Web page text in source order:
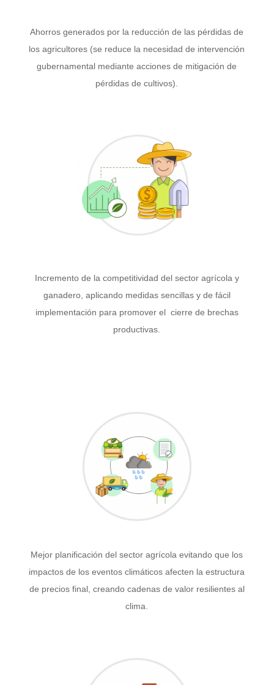
Ahorros generados por la reducción de las pérdidas de
los agricultores (se reduce la necesidad de intervención
gubernamental mediante acciones de mitigación de
pérdidas de cultivos).
Incremento de la competitividad del sector agrícola y
ganadero, aplicando medidas sencillas y de fácil
implementación para promover el cierre de brechas
productivas.
Mejor planificación del sector agrícola evitando que los
impactos de los eventos climáticos afecten la estructura
de precios final, creando cadenas de valor resilientes al
clima.